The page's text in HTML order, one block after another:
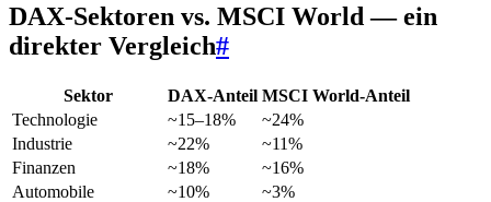
DAX-Sektoren vs. MSCI World — ein
direkter Vergleich#
Sektor DAX-Anteil MSCI World-Anteil
Technologie
~15–18%
~24%
Industrie
~22%
~11%
Finanzen
~18%
~16%
Automobile
~10%
~3%